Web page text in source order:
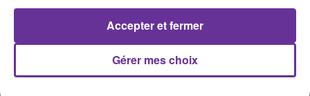
Avec Nabil Ayashi docteur en nutrition, invité de Radio
Orient, qui tire l’alarme sur les risques de
0:00 11 min 53 sec
Gérer mes choix
Accepter et fermer